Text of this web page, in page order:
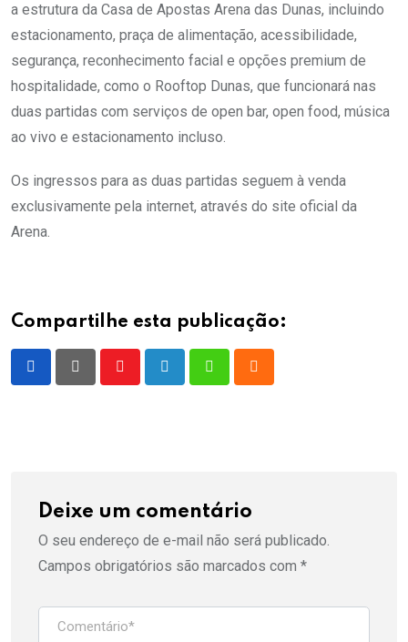
a estrutura da Casa de Apostas Arena das Dunas, incluindo
estacionamento, praça de alimentação, acessibilidade,
segurança, reconhecimento facial e opções premium de
hospitalidade, como o Rooftop Dunas, que funcionará nas
duas partidas com serviços de open bar, open food, música
ao vivo e estacionamento incluso.
Os ingressos para as duas partidas seguem à venda
exclusivamente pela internet, através do site oficial da
Arena.
Compartilhe esta publicação:
Deixe um comentário
O seu endereço de e-mail não será publicado.
Campos obrigatórios são marcados com *